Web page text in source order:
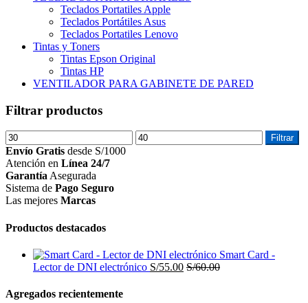
Teclados Portatiles Apple
Teclados Portátiles Asus
Teclados Portatiles Lenovo
Tintas y Toners
Tintas Epson Original
Tintas HP
VENTILADOR PARA GABINETE DE PARED
Filtrar productos
Precio
mínimo
Precio
máximo
Filtrar
Envío Gratis desde S/1000
Atención en Línea 24/7
Garantía Asegurada
Sistema de Pago Seguro
Las mejores Marcas
Productos destacados
Smart Card -
Lector de DNI electrónico S/55.00 S/60.00
Agregados recientemente